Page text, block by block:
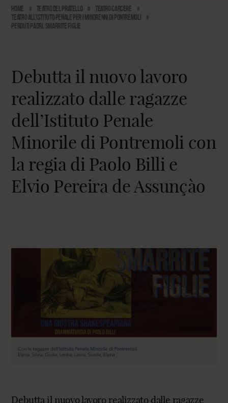
Home » Teatro del Pratello » Teatro carcere
»
Teatro all’Istituto Penale per i Minorenni di Pontremoli
»
Perduti padri. Smarrite figlie
Debutta il nuovo lavoro
realizzato dalle ragazze
dell’Istituto Penale
Minorile di Pontremoli con
la regia di Paolo Billi e
Elvio Pereira de Assunçào
Debutta il nuovo lavoro realizzato dalle ragazze